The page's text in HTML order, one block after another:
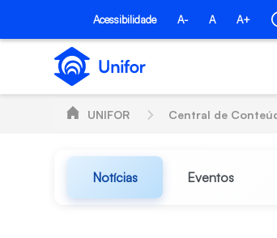
Pular para o Conteúdo principal
Acessibilidade A- A A+
UNIFOR Central de
Notícias Eventos